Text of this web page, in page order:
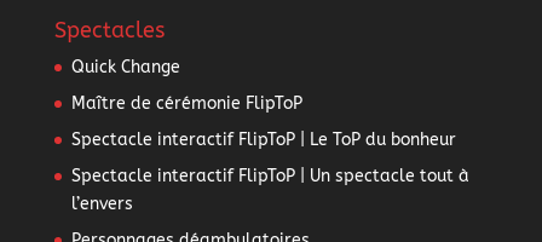
Spectacles
Quick Change
Maître de cérémonie FlipToP
Spectacle interactif FlipToP | Le ToP du bonheur
Spectacle interactif FlipToP | Un spectacle tout à
l’envers